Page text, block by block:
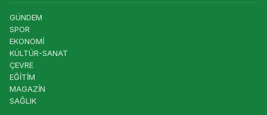
GÜNDEM
SPOR
EKONOMİ
KÜLTÜR-SANAT
ÇEVRE
EĞİTİM
MAGAZİN
SAĞLIK